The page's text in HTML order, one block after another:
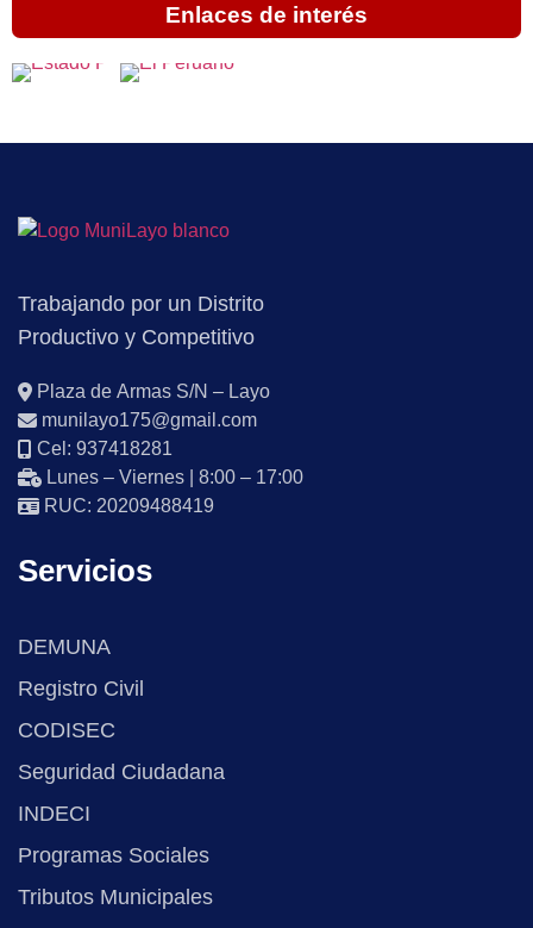
Enlaces de interés
Trabajando por un Distrito
Productivo y Competitivo
Plaza de Armas S/N – Layo
munilayo175@gmail.com
Cel: 937418281
Lunes – Viernes | 8:00 – 17:00
RUC: 20209488419
Servicios
DEMUNA
Registro Civil
CODISEC
Seguridad Ciudadana
INDECI
Programas Sociales
Tributos Municipales